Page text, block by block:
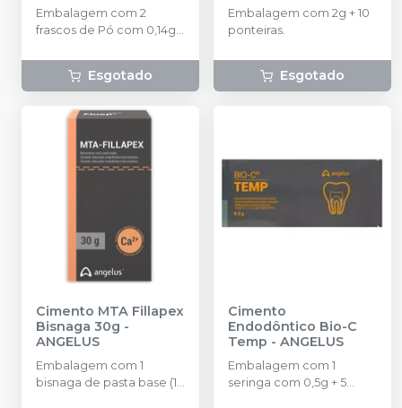
Embalagem com 2
frascos de Pó com 0,14g +
3ml.
Esgotado
Embalagem com 2g + 10
ponteiras.
Esgotado
Cimento MTA Fillapex
Bisnaga 30g -
ANGELUS
Embalagem com 1
bisnaga de pasta base (18
Cimento
Endodôntico Bio-C
Temp - ANGELUS
Embalagem com 1
seringa com 0,5g + 5